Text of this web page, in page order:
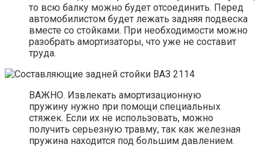
то всю балку можно будет отсоединить. Перед
автомобилистом будет лежать задняя подвеска
вместе со стойками. При необходимости можно
разобрать амортизаторы, что уже не составит
труда.
ВАЖНО. Извлекать амортизационную
пружину нужно при помощи специальных
стяжек. Если их не использовать, можно
получить серьезную травму, так как железная
пружина находится под большим давлением.